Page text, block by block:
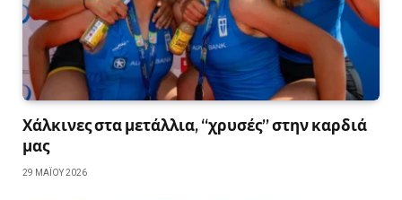
Χάλκινες στα μετάλλια, “χρυσές” στην καρδιά
μας
29 ΜΑΪ́ΟΥ 2026